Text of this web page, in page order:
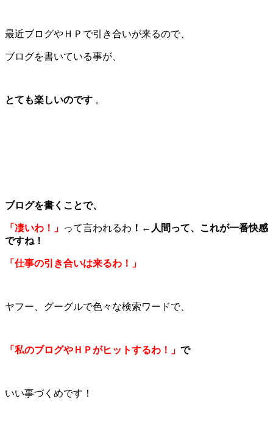
最近ブログやＨＰで引き合いが来るので、
ブログを書いている事が、
とても楽しいのです 。
ブログを書くことで、
「凄いわ！」 って言われるわ ！←人間って、これが一番快感
ですね！
「仕事の引き合いは来るわ！」
ヤフー、グーグルで色々な検索ワードで、
「私のブログやＨＰがヒットするわ！」 で
いい事づくめです！